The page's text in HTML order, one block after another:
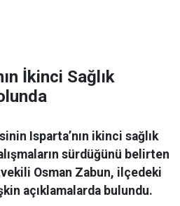
İkinci Sağlık
Isparta’nın ikinci sağlık
sürdüğünü belirten
Osman Zabun, ilçedeki
açıklamalarda bulundu.